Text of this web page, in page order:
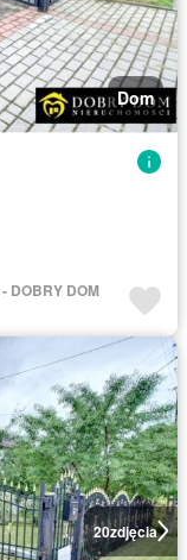
Dom
DOBRY DOM
20zdjęcia